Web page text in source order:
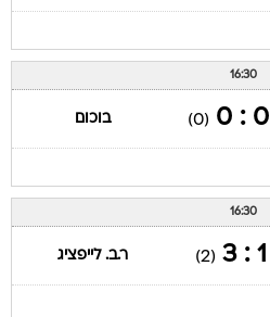
16:30
0 : 0
(0) בוכום
16:30
1 : 3
(2) ר.ב. לייפציג